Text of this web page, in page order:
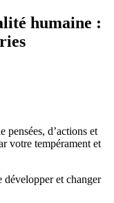
humaine :
pensées, d’actions et
votre tempérament et
développer et changer